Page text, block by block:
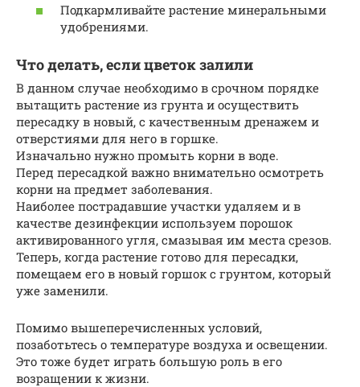
Подкармливайте растение минеральными
удобрениями.
Что делать, если цветок залили
В данном случае необходимо в срочном порядке
вытащить растение из грунта и осуществить
пересадку в новый, с качественным дренажем и
отверстиями для него в горшке.
Изначально нужно промыть корни в воде.
Перед пересадкой важно внимательно осмотреть
корни на предмет заболевания.
Наиболее пострадавшие участки удаляем и в
качестве дезинфекции используем порошок
активированного угля, смазывая им места срезов.
Теперь, когда растение готово для пересадки,
помещаем его в новый горшок с грунтом, который
уже заменили.
Помимо вышеперечисленных условий,
позаботьтесь о температуре воздуха и освещении.
Это тоже будет играть большую роль в его
возращении к жизни.